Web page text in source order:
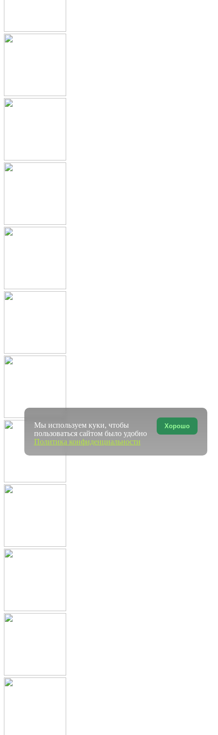
Хорошо
Мы используем куки, чтобы
пользоваться сайтом было удобно
Политика конфиденциальности